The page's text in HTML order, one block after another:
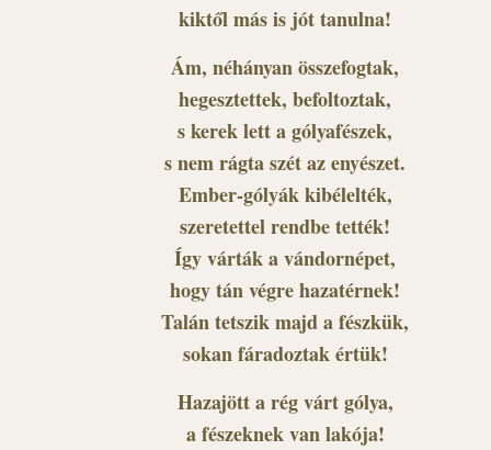
kiktől más is jót tanulna!
Ám, néhányan összefogtak,
hegesztettek, befoltoztak,
s kerek lett a gólyafészek,
s nem rágta szét az enyészet.
Ember-gólyák kibélelték,
szeretettel rendbe tették!
Így várták a vándornépet,
hogy tán végre hazatérnek!
Talán tetszik majd a fészkük,
sokan fáradoztak értük!
Hazajött a rég várt gólya,
a fészeknek van lakója!